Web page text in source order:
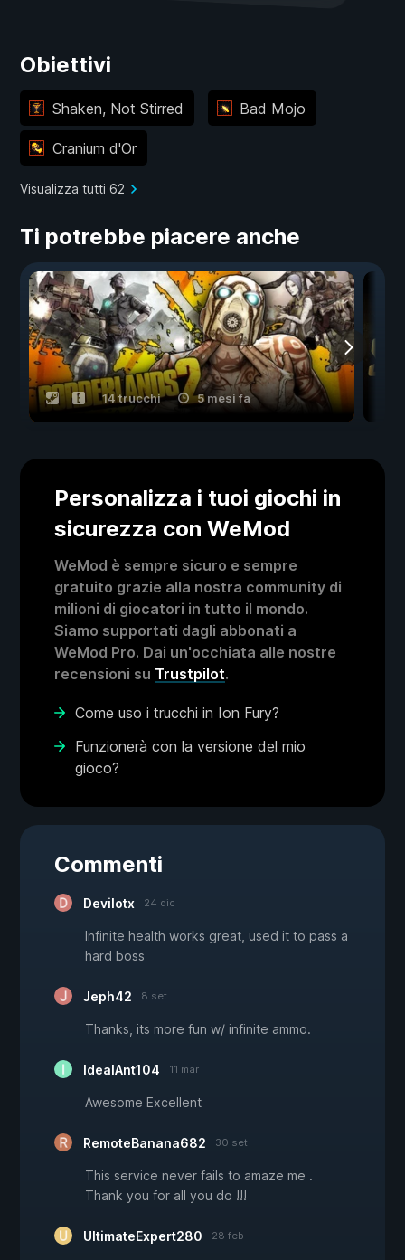
Obiettivi
Shaken, Not Stirred Bad Mojo
Cranium d'Or
Visualizza tutti 62
Ti potrebbe piacere anche
14 trucchi 5 mesi fa
Personalizza i tuoi giochi in
sicurezza con WeMod
WeMod è sempre sicuro e sempre
gratuito grazie alla nostra community di
milioni di giocatori in tutto il mondo.
Siamo supportati dagli abbonati a
WeMod Pro. Dai un'occhiata alle nostre
recensioni su Trustpilot.
Come uso i trucchi in Ion Fury?
Funzionerà con la versione del mio
gioco?
Commenti
Devilotx 24 dic
Infinite health works great, used it to pass a
hard boss
Jeph42 8 set
Thanks, its more fun w/ infinite ammo.
IdealAnt104 11 mar
Awesome Excellent
RemoteBanana682 30 set
This service never fails to amaze me .
Thank you for all you do !!!
UltimateExpert280 28 feb